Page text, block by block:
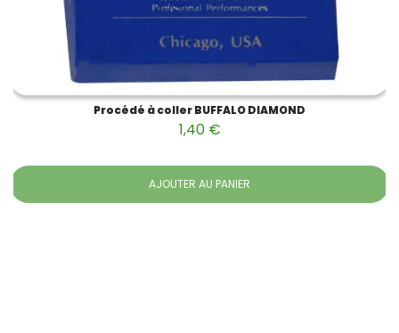
Procédé à coller BUFFALO DIAMOND
1,40 €
AJOUTER AU PANIER